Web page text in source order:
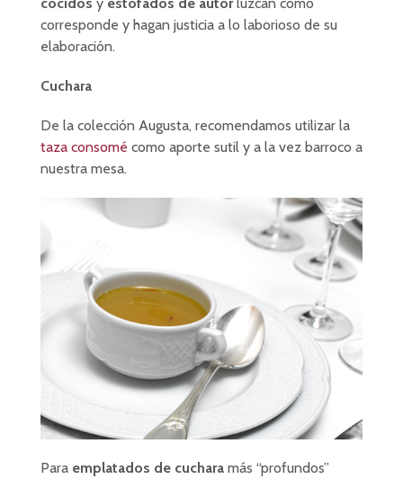
corresponde y hagan justicia a lo laborioso de su
elaboración.
Cuchara
De la colección Augusta, recomendamos utilizar la
taza consomé como aporte sutil y a la vez barroco a
nuestra mesa.
Para emplatados de cucharamás “profundos”